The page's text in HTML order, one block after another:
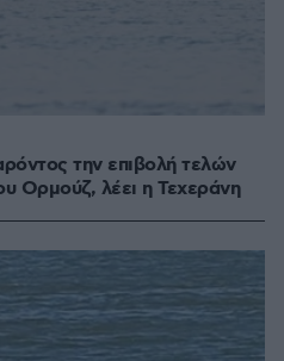
την επιβολή τελών
Ορμούζ, λέει η Τεχεράνη